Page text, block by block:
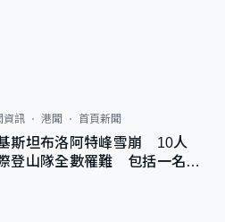
資訊 港聞 首頁新聞
斯坦布洛阿特峰雪崩 10人
登山隊全數罹難 包括一名中